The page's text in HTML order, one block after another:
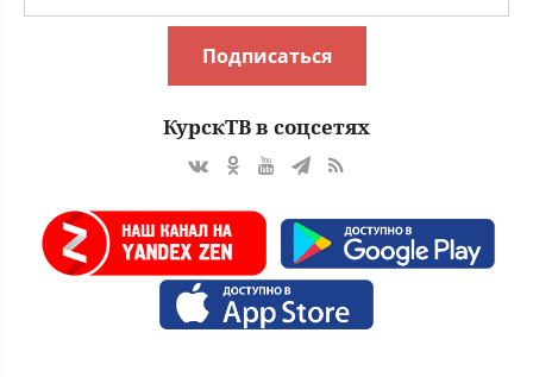
Подписаться
КурскТВ в соцсетях